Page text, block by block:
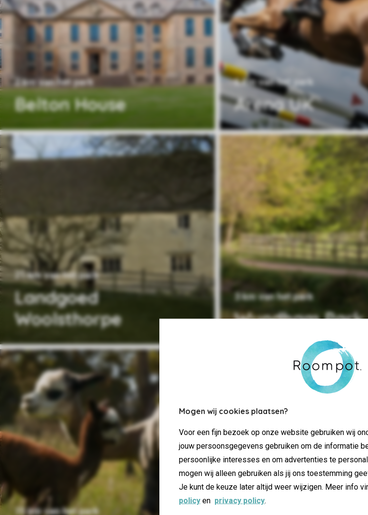
Mogen wij cookies plaatsen?
Voor een fijn bezoek op onze website gebruiken wij
jouw persoonsgegevens gebruiken om de informatie
persoonlijke interesses en om advertenties te
mogen wij alleen gebruiken als jij ons toestemming
Je kunt de keuze later altijd weer wijzigen. Meer info
policy en privacy policy.
Belton House
2 km van het park
Arena UK
6 km van het park
Landgoed
Woolsthorpe
21 km van het park
Wyndham Park
3 km van het park
15 km van het park
11 km van het park